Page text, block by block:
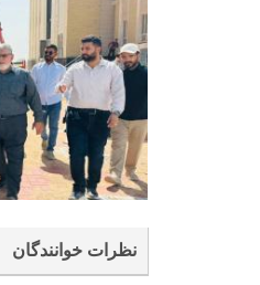
نظرات خوانندگان